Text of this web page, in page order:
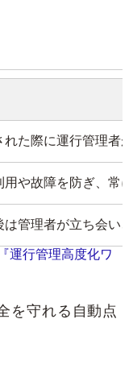
れた際に運行管理者
用や故障を防ぎ、常
は管理者が立ち会い
運行管理高度化ワ
を守れる自動点